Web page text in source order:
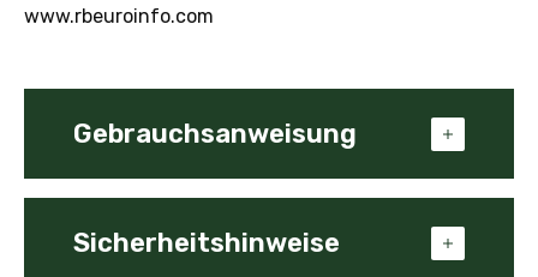
www.rbeuroinfo.com
Gebrauchsanweisung
Lesen Sie bitte vor Anwendung die
SORGFÄLTIG durch und bewahren diese
Sicherheitshinweise